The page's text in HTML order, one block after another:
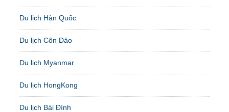
Du lịch Hàn Quốc
Du lịch Côn Đảo
Du lịch Myanmar
Du lịch HongKong
Du lịch Bái Đính